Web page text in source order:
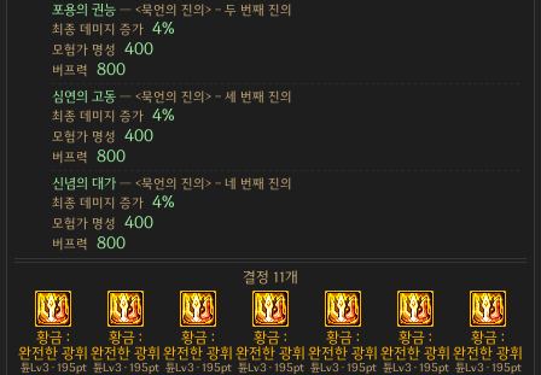
포용의 권능— <묵언의 진의> - 두 번째 진의
최종 데미지 증가 4%
모험가 명성 400
버프력 800
심연의 고동— <묵언의 진의> - 세 번째 진의
최종 데미지 증가 4%
모험가 명성 400
버프력 800
신념의 대가— <묵언의 진의> - 네 번째 진의
최종 데미지 증가 4%
모험가 명성 400
버프력 800
결정 11개
황금 :
완전한 광휘
튠Lv3 · 195pt
황금 :
완전한 광휘
튠Lv3 · 195pt
황금 :
완전한 광휘
튠Lv3 · 195pt
황금 :
완전한 광휘
튠Lv3 · 195pt
황금 :
완전한 광휘
튠Lv3 · 195pt
황금 :
완전한 광휘
튠Lv3 · 195pt
황금 :
완전한 광휘
튠Lv3 · 195pt